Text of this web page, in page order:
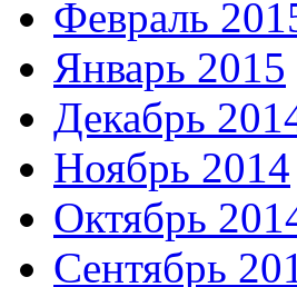
Февраль
Январь 2015
Декабрь
Ноябрь 2014
Октябрь
Сентябрь